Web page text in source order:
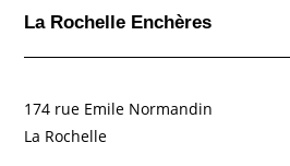
La Rochelle Enchères
174 rue Emile Normandin
La Rochelle